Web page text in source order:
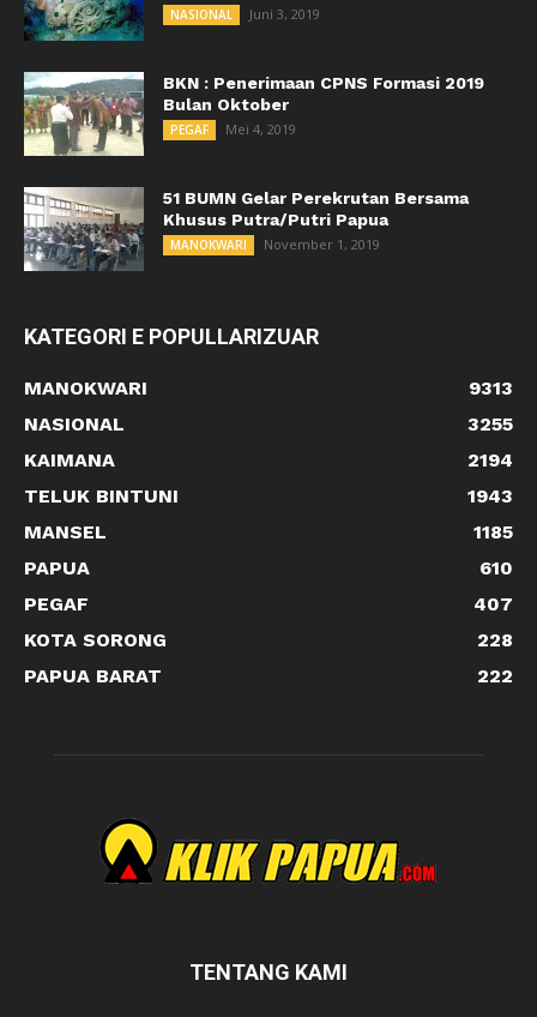
NASIONAL Juni 3, 2019
BKN : Penerimaan CPNS Formasi 2019
Bulan Oktober
PEGAF Mei 4, 2019
51 BUMN Gelar Perekrutan Bersama
Khusus Putra/Putri Papua
MANOKWARI November 1, 2019
KATEGORI E POPULLARIZUAR
MANOKWARI
9313
NASIONAL
3255
KAIMANA
2194
TELUK BINTUNI
1943
MANSEL
1185
PAPUA
610
PEGAF
407
KOTA SORONG
228
PAPUA BARAT
222
TENTANG KAMI